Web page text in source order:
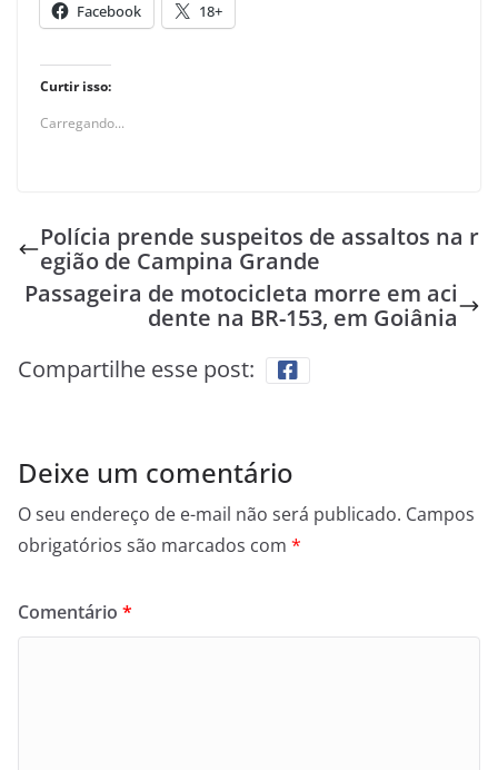
Facebook 18+
Curtir isso:
Carregando...
Polícia prende suspeitos de assaltos na r
egião de Campina Grande
Passageira de motocicleta morre em aci
dente na BR-153, em Goiânia
Compartilhe esse post:
Deixe um comentário
O seu endereço de e-mail não será publicado. Campos
obrigatórios são marcados com *
Comentário *